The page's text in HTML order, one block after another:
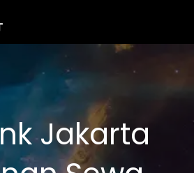
Jakarta